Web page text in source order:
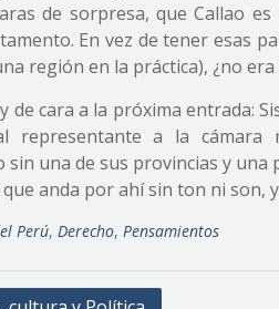
de sorpresa, que Callao
En vez de tener esas
región en la práctica), ¿no
de cara a la próxima entrada:
representante a la
una de sus provincias y
anda por ahí sin ton ni son,
Perú, Derecho, Pensamientos